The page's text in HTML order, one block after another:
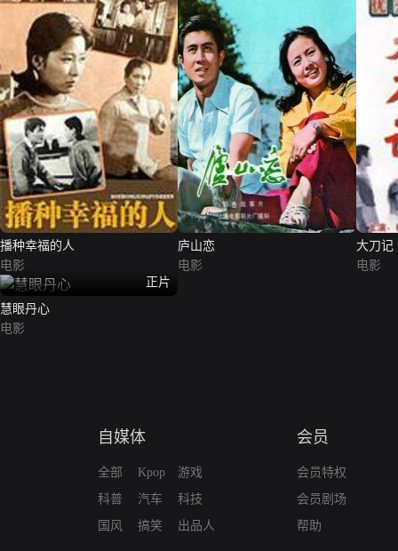
播种幸福的人
电影
庐山恋
电影
大刀记
电影
正片
慧眼丹心
电影
自媒体
全部
科普
国风
Kpop
汽车
搞笑
游戏
科技
出品人
会员
会员特权
会员剧场
帮助